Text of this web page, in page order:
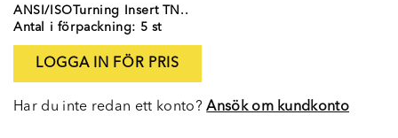
ANSI/ISOTurning Insert TN..
Antal i förpackning: 5 st
LOGGA IN FÖR PRIS
Har du inte redan ett konto?Ansök om kundkonto